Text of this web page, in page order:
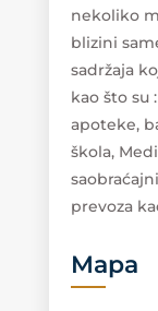
nekoliko
blizini
sadržaja
kao što su
apoteke,
škola,
prevoza
Mapa